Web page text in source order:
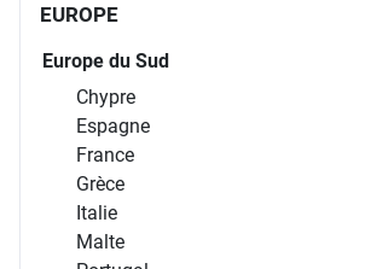
EUROPE
Europe du Sud
Chypre
Espagne
France
Grèce
Italie
Malte